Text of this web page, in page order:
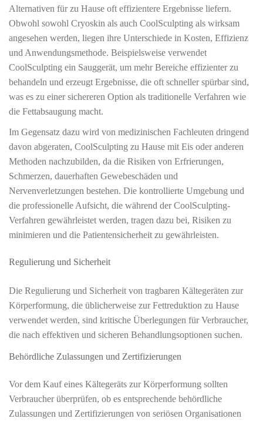
Alternativen für zu Hause oft effizientere Ergebnisse liefern.
Obwohl sowohl Cryoskin als auch CoolSculpting als wirksam
angesehen werden, liegen ihre Unterschiede in Kosten, Effizienz
und Anwendungsmethode. Beispielsweise verwendet
CoolSculpting ein Sauggerät, um mehr Bereiche effizienter zu
behandeln und erzeugt Ergebnisse, die oft schneller spürbar sind,
was es zu einer sichereren Option als traditionelle Verfahren wie
die Fettabsaugung macht.
Im Gegensatz dazu wird von medizinischen Fachleuten dringend
davon abgeraten, CoolSculpting zu Hause mit Eis oder anderen
Methoden nachzubilden, da die Risiken von Erfrierungen,
Schmerzen, dauerhaften Gewebeschäden und
Nervenverletzungen bestehen. Die kontrollierte Umgebung und
die professionelle Aufsicht, die während der CoolSculpting-
Verfahren gewährleistet werden, tragen dazu bei, Risiken zu
minimieren und die Patientensicherheit zu gewährleisten.
Regulierung und Sicherheit
Die Regulierung und Sicherheit von tragbaren Kältegeräten zur
Körperformung, die üblicherweise zur Fettreduktion zu Hause
verwendet werden, sind kritische Überlegungen für Verbraucher,
die nach effektiven und sicheren Behandlungsoptionen suchen.
Behördliche Zulassungen und Zertifizierungen
Vor dem Kauf eines Kältegeräts zur Körperformung sollten
Verbraucher überprüfen, ob es entsprechende behördliche
Zulassungen und Zertifizierungen von seriösen Organisationen